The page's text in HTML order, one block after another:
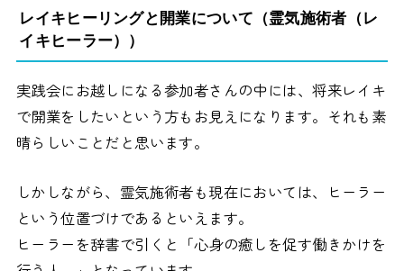
レイキヒーリングと開業について（霊気施術者（レ
イキヒーラー））
実践会にお越しになる参加者さんの中には、将来レイキ
で開業をしたいという方もお見えになります。それも素
晴らしいことだと思います。
しかしながら、霊気施術者も現在においては、ヒーラー
という位置づけであるといえます。
ヒーラーを辞書で引くと「心身の癒しを促す働きかけを